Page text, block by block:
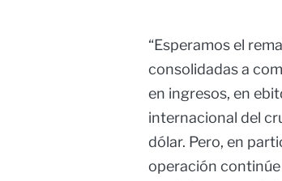
“Esperamos el
consolidadas a
en ingresos, en
internacional del
dólar. Pero, en
operación